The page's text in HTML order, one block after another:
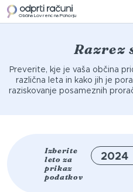
Občina Lovrenc na Pohorju
Razrez
Preverite, kje je vaša občina
različna leta in kako jih je
raziskovanje posameznih
Izberite
leto za
prikaz
podatkov